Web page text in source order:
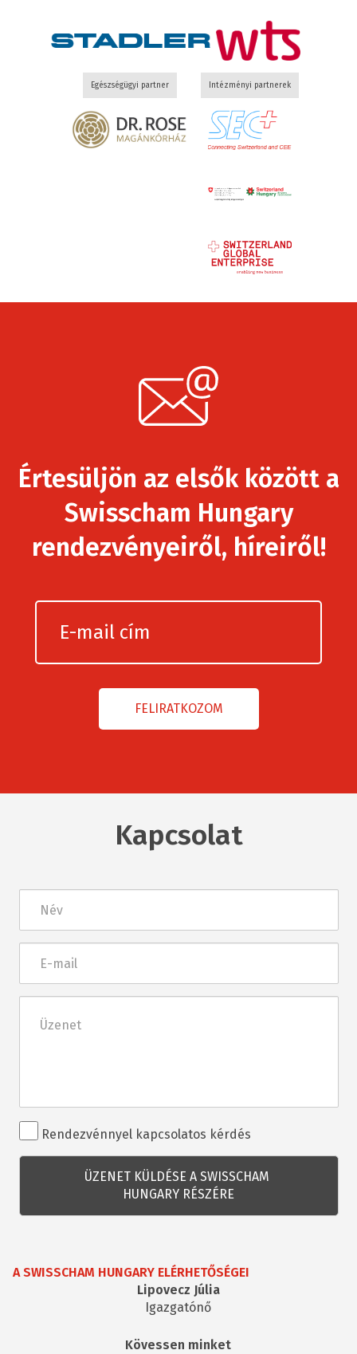
Egészségügyi partner Intézményi partnerek
Értesüljön az elsők között a
Swisscham Hungary
rendezvényeiről, híreiről!
Kapcsolat
mail
Rendezvénnyel
kapcsolatos
kérdés
Rendezvénnyel kapcsolatos kérdés
A SWISSCHAM HUNGARY ELÉRHETŐSÉGEI
Lipovecz Júlia
Igazgatónő
Kövessen minket